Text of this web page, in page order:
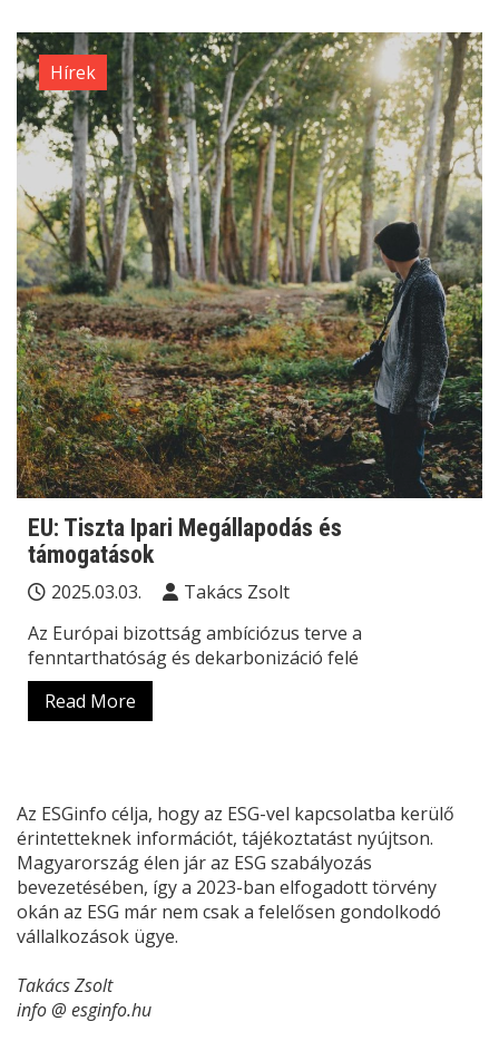
Hírek
EU: Tiszta Ipari Megállapodás és
támogatások
2025.03.03.
Takács Zsolt
Az Európai bizottság ambíciózus terve a
fenntarthatóság és dekarbonizáció felé
Read More
Az ESGinfo célja, hogy az ESG-vel kapcsolatba kerülő
érintetteknek információt, tájékoztatást nyújtson.
Magyarország élen jár az ESG szabályozás
bevezetésében, így a 2023-ban elfogadott törvény
okán az ESG már nem csak a felelősen gondolkodó
vállalkozások ügye.
Takács Zsolt
info @ esginfo.hu